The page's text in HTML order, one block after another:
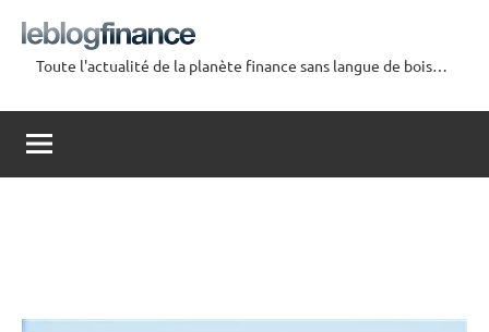
contenu
Blog
Finance
Toute l'actualité de la planète finance sans langue de bois…